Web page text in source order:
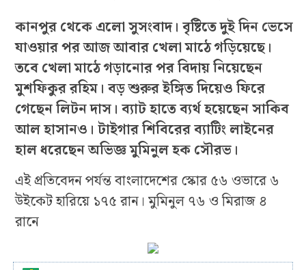
কানপুর থেকে এলো সুসংবাদ। বৃষ্টিতে দুই দিন ভেসে
যাওয়ার পর আজ আবার খেলা মাঠে গড়িয়েছে।
তবে খেলা মাঠে গড়ানোর পর বিদায় নিয়েছেন
মুশফিকুর রহিম। বড় শুরুর ইঙ্গিত দিয়েও ফিরে
গেছেন লিটন দাস। ব্যাট হাতে ব্যর্থ হয়েছেন সাকিব
আল হাসানও। টাইগার শিবিরের ব্যাটিং লাইনের
হাল ধরেছেন অভিজ্ঞ মুমিনুল হক সৌরভ।
এই প্রতিবেদন পর্যন্ত বাংলাদেশের স্কোর ৫৬ ওভারে ৬
উইকেট হারিয়ে ১৭৫ রান। মুমিনুল ৭৬ ও মিরাজ ৪
রানে